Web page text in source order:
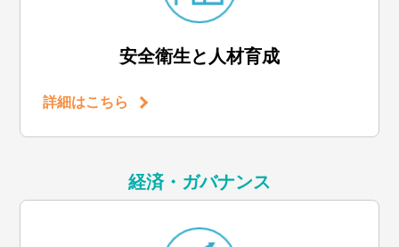
安全衛生と人材育成
詳細はこちら
経済・ガバナンス